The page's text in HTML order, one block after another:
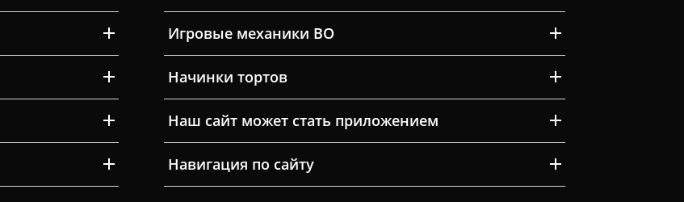
Игровые механики ВО
Начинки тортов
Наш сайт может стать приложением
Навигация по сайту